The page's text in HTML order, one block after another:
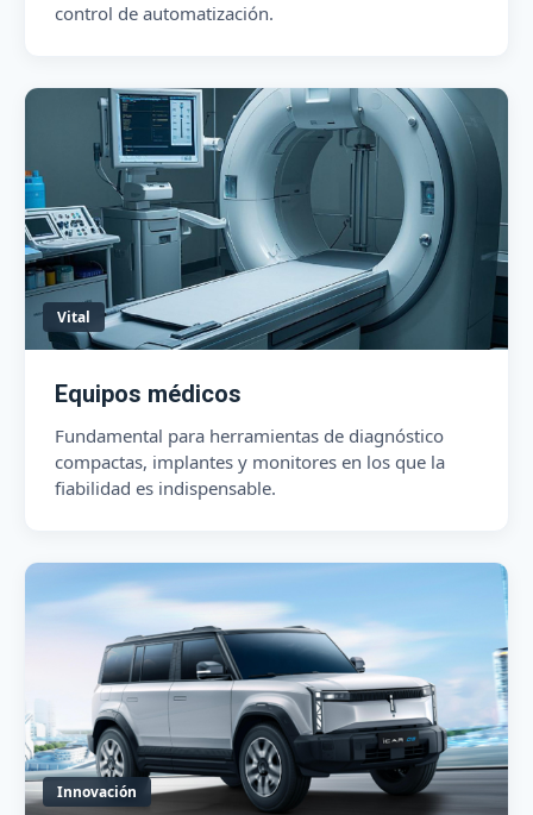
control de automatización.
Vital
Equipos médicos
Fundamental para herramientas de diagnóstico
compactas, implantes y monitores en los que la
fiabilidad es indispensable.
Innovación